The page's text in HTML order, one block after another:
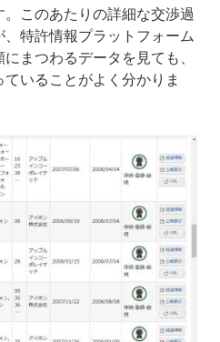
このあたりの詳細な交渉過
特許情報プラットフォーム
まつわるデータを見ても、
いることがよく分かりま